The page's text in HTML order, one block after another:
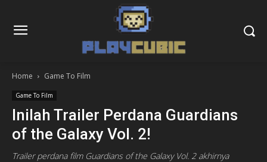
Home Game To Film
Game To Film
Inilah Trailer Perdana Guardians
of the Galaxy Vol. 2!
Trailer perdana film Guardians of the Galaxy Vol. 2 akhirnya